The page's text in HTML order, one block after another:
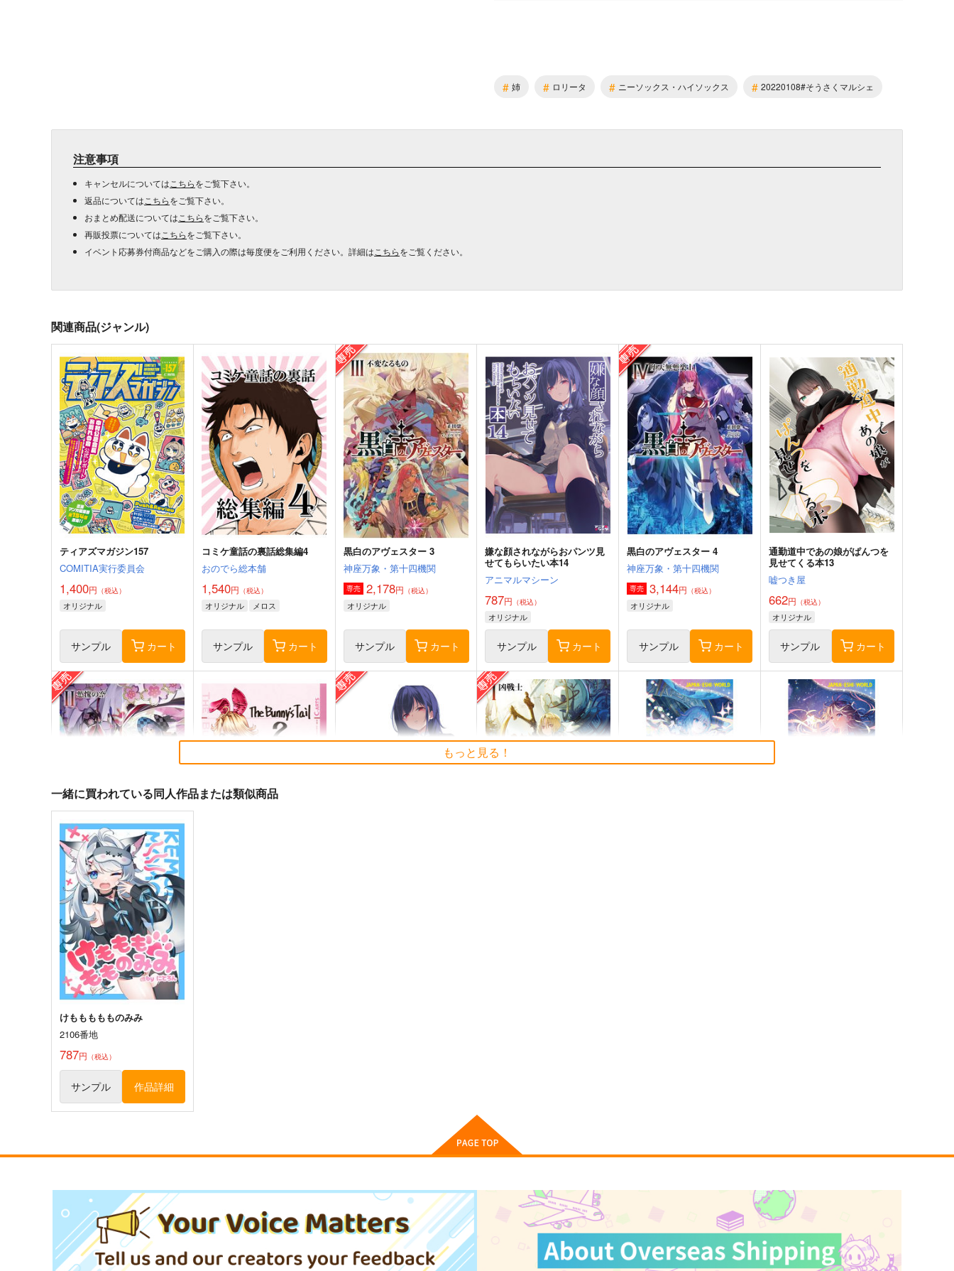
# 姉 # ロリータ # ニーソックス・ハイソックス # 20220108#そうさくマルシェ
注意事項
キャンセルについては こちらをご覧下さい。
返品については こちらをご覧下さい。
おまとめ配送については こちらをご覧下さい。
再販投票については こちらをご覧下さい。
イベント応募券付商品などをご購入の際は毎度便をご利用ください。詳細は こちらをご覧ください。
関連商品(ジャンル)
ティアズマガジン157
COMITIA実行委員会
1,400円 （税込）
オリジナル
サンプル カート
コミケ童話の裏話総集編4
おのでら総本舗
1,540円 （税込）
オリジナル メロス
サンプル カート
黒白のアヴェスター 3
神座万象・第十四機関
専売 2,178円 （税込）
オリジナル
サンプル カート
嫌な顔されながらおパンツ見
せてもらいたい本14
アニマルマシーン
787円 （税込）
オリジナル
サンプル カート
黒白のアヴェスター 4
神座万象・第十四機関
専売 3,144円 （税込）
オリジナル
サンプル カート
通勤道中であの娘がぱんつを
見せてくる本13
嘘つき屋
662円 （税込）
オリジナル
サンプル カート
黒白のアヴェスター 2
神座万象・第十四機関
専売 2,178 円（税込）
オリジナル
サンプル カート
むにんしき「届かなくても、
届くといいな」絵師100人
展 16 大阪展 前売り券
産経新聞社
1,300円（税込）
オリジナル
天水花苑
1,540
オリジナル まるいち
今日の一枚 2026年 Vol.1
WhitePlanter
1,320 （税込）
オリジナル
あお高活動日誌14
（税込）
「LUNER RABBITS SWEET
S STATION☆」絵師100人
展 16 大阪展 前売り券
産経新聞社
1,300円 （税込）
オリジナル
もっとみてみてチェック
5年目の放課後
（税込）
オリジナル くるみ しずく
もっと見る！
一緒に買われている同人作品または類似商品
けももももものみみ
2106番地
787円 （税込）
サンプル 作品詳細